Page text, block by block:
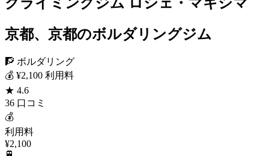
京都、京都のボルダリングジム
🧗 ボルダリング
💰 ¥2,100 利用料
★ 4.6
36 口コミ
💰
利用料
¥2,100